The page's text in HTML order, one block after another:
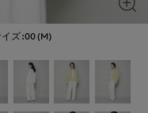
イズ:00(M)